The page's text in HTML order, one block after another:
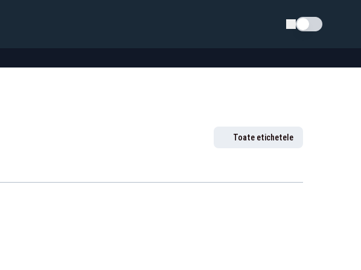
Schimba tema
Toate etichetele